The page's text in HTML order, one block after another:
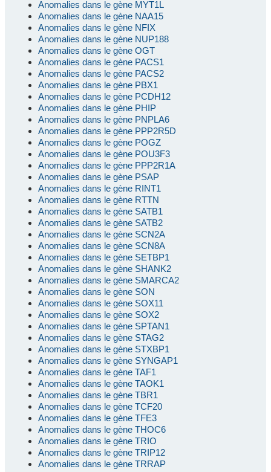
Anomalies dans le gène MYT1L
Anomalies dans le gène NAA15
Anomalies dans le gène NFIX
Anomalies dans le gène NUP188
Anomalies dans le gène OGT
Anomalies dans le gène PACS1
Anomalies dans le gène PACS2
Anomalies dans le gène PBX1
Anomalies dans le gène PCDH12
Anomalies dans le gène PHIP
Anomalies dans le gène PNPLA6
Anomalies dans le gène PPP2R5D
Anomalies dans le gène POGZ
Anomalies dans le gène POU3F3
Anomalies dans le gène PPP2R1A
Anomalies dans le gène PSAP
Anomalies dans le gène RINT1
Anomalies dans le gène RTTN
Anomalies dans le gène SATB1
Anomalies dans le gène SATB2
Anomalies dans le gène SCN2A
Anomalies dans le gène SCN8A
Anomalies dans le gène SETBP1
Anomalies dans le gène SHANK2
Anomalies dans le gène SMARCA2
Anomalies dans le gène SON
Anomalies dans le gène SOX11
Anomalies dans le gène SOX2
Anomalies dans le gène SPTAN1
Anomalies dans le gène STAG2
Anomalies dans le gène STXBP1
Anomalies dans le gène SYNGAP1
Anomalies dans le gène TAF1
Anomalies dans le gène TAOK1
Anomalies dans le gène TBR1
Anomalies dans le gène TCF20
Anomalies dans le gène TFE3
Anomalies dans le gène THOC6
Anomalies dans le gène TRIO
Anomalies dans le gène TRIP12
Anomalies dans le gène TRRAP